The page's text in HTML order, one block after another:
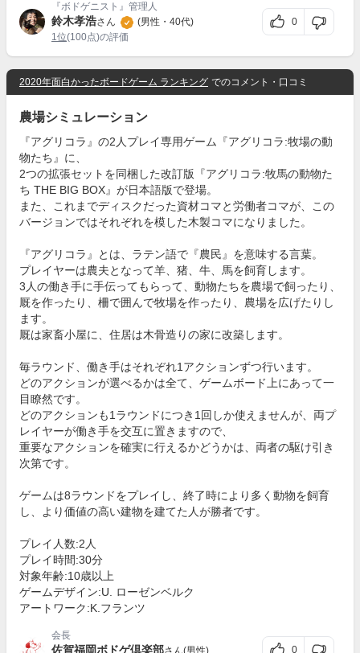
『ボドゲニスト』管理人
鈴木孝浩さん
(男性・40代)
1位(100点)の評価
0
2020年面白かったボードゲーム ランキング でのコメント・口コミ
農場シミュレーション
『アグリコラ』の2人プレイ専用ゲーム『アグリコラ:牧場の動
物たち』に、
2つの拡張セットを同梱した改訂版『アグリコラ:牧馬の動物た
ち THE BIG BOX』が日本語版で登場。
また、これまでディスクだった資材コマと労働者コマが、この
バージョンではそれぞれを模した木製コマになりました。
『アグリコラ』とは、ラテン語で『農民』を意味する言葉。
プレイヤーは農夫となって羊、猪、牛、馬を飼育します。
3人の働き手に手伝ってもらって、動物たちを農場で飼ったり、
厩を作ったり、柵で囲んで牧場を作ったり、農場を広げたりし
ます。
厩は家畜小屋に、住居は木骨造りの家に改築します。
毎ラウンド、働き手はそれぞれ1アクションずつ行います。
どのアクションが選べるかは全て、ゲームボード上にあって一
目瞭然です。
どのアクションも1ラウンドにつき1回しか使えませんが、両プ
レイヤーが働き手を交互に置きますので、
重要なアクションを確実に行えるかどうかは、両者の駆け引き
次第です。
ゲームは8ラウンドをプレイし、終了時により多く動物を飼育
し、より価値の高い建物を建てた人が勝者です。
プレイ人数:2人
プレイ時間:30分
対象年齢:10歳以上
ゲームデザイン:U. ローゼンベルク
アートワーク:K.フランツ
会長
佐賀福岡ボドゲ倶楽部さん(男性) 0